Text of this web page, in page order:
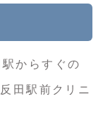
からすぐの
田駅前クリニ